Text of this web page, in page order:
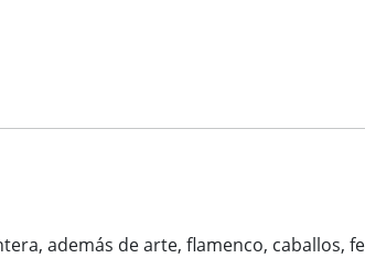
además de arte, flamenco,